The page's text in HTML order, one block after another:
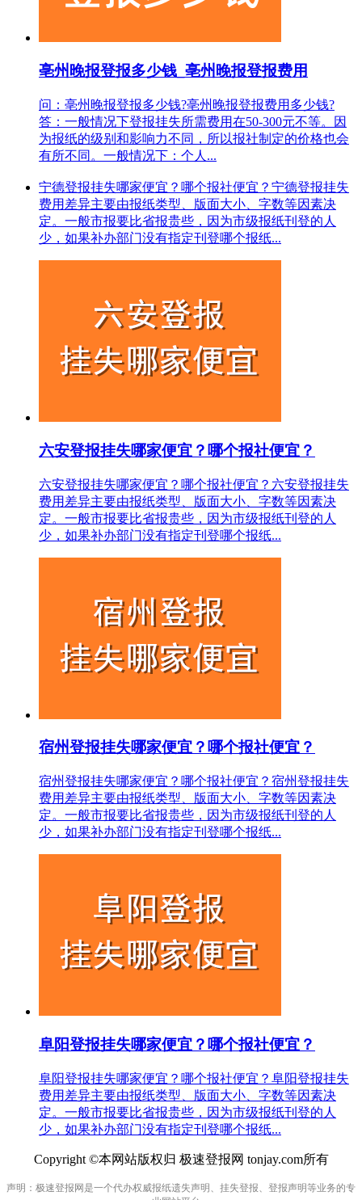
亳州晚报登报多少钱_亳州晚报登报费用
问：亳州晚报登报多少钱?亳州晚报登报费用多少钱?
答：一般情况下登报挂失所需费用在50-300元不等。因
为报纸的级别和影响力不同，所以报社制定的价格也会
有所不同。一般情况下：个人...
宁德登报挂失哪家便宜？哪个报社便宜？宁德登报挂失
费用差异主要由报纸类型、版面大小、字数等因素决
定。一般市报要比省报贵些，因为市级报纸刊登的人
少，如果补办部门没有指定刊登哪个报纸...
六安登报挂失哪家便宜？哪个报社便宜？
六安登报挂失哪家便宜？哪个报社便宜？六安登报挂失
费用差异主要由报纸类型、版面大小、字数等因素决
定。一般市报要比省报贵些，因为市级报纸刊登的人
少，如果补办部门没有指定刊登哪个报纸...
宿州登报挂失哪家便宜？哪个报社便宜？
宿州登报挂失哪家便宜？哪个报社便宜？宿州登报挂失
费用差异主要由报纸类型、版面大小、字数等因素决
定。一般市报要比省报贵些，因为市级报纸刊登的人
少，如果补办部门没有指定刊登哪个报纸...
阜阳登报挂失哪家便宜？哪个报社便宜？
阜阳登报挂失哪家便宜？哪个报社便宜？阜阳登报挂失
费用差异主要由报纸类型、版面大小、字数等因素决
定。一般市报要比省报贵些，因为市级报纸刊登的人
少，如果补办部门没有指定刊登哪个报纸...
Copyright ©本网站版权归 极速登报网 tonjay.com所有
声明：极速登报网是一个代办权威报纸遗失声明、挂失登报、登报声明等业务的专